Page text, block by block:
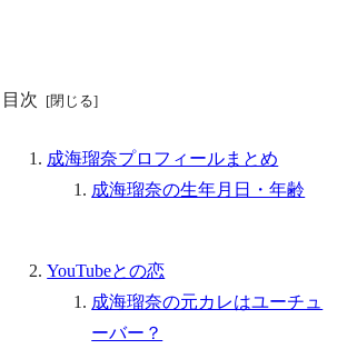
目次
成海瑠奈プロフィールまとめ
成海瑠奈の生年月日・年齢
YouTubeとの恋
成海瑠奈の元カレはユーチュ
ーバー？